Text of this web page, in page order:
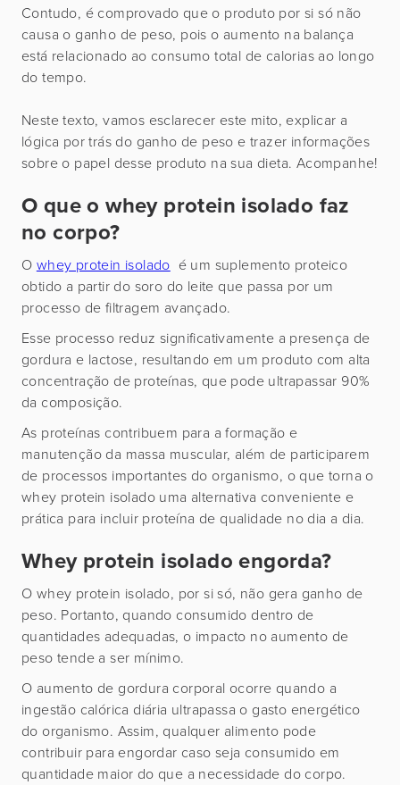
Contudo, é comprovado que o produto por si só não
causa o ganho de peso, pois o aumento na balança
está relacionado ao consumo total de calorias ao longo
do tempo.
Neste texto, vamos esclarecer este mito, explicar a
lógica por trás do ganho de peso e trazer informações
sobre o papel desse produto na sua dieta. Acompanhe!
O que o whey protein isolado faz
no corpo?
O whey protein isolado é um suplemento proteico
obtido a partir do soro do leite que passa por um
processo de filtragem avançado.
Esse processo reduz significativamente a presença de
gordura e lactose, resultando em um produto com alta
concentração de proteínas, que pode ultrapassar 90%
da composição.
As proteínas contribuem para a formação e
manutenção da massa muscular, além de participarem
de processos importantes do organismo, o que torna o
whey protein isolado uma alternativa conveniente e
prática para incluir proteína de qualidade no dia a dia.
Whey protein isolado engorda?
O whey protein isolado, por si só, não gera ganho de
peso. Portanto, quando consumido dentro de
quantidades adequadas, o impacto no aumento de
peso tende a ser mínimo.
O aumento de gordura corporal ocorre quando a
ingestão calórica diária ultrapassa o gasto energético
do organismo. Assim, qualquer alimento pode
contribuir para engordar caso seja consumido em
quantidade maior do que a necessidade do corpo.